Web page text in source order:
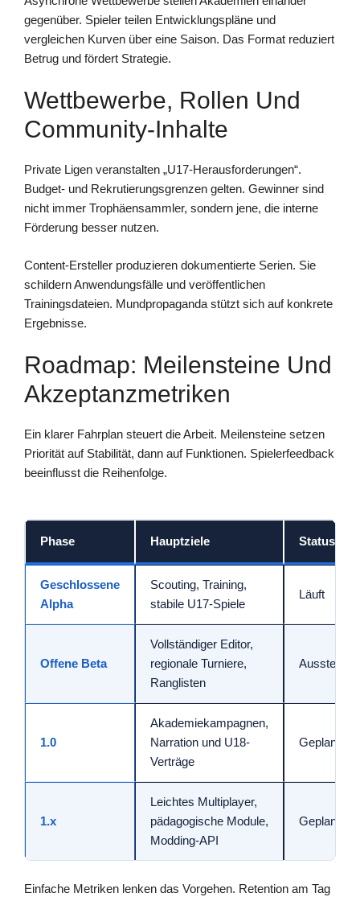
gegenüber. Spieler teilen Entwicklungspläne und
vergleichen Kurven über eine Saison. Das Format reduziert
Betrug und fördert Strategie.
Wettbewerbe, Rollen Und
Community-Inhalte
Private Ligen veranstalten „U17-Herausforderungen“.
Budget- und Rekrutierungsgrenzen gelten. Gewinner sind
nicht immer Trophäensammler, sondern jene, die interne
Förderung besser nutzen.
Content-Ersteller produzieren dokumentierte Serien. Sie
schildern Anwendungsfälle und veröffentlichen
Trainingsdateien. Mundpropaganda stützt sich auf konkrete
Ergebnisse.
Roadmap: Meilensteine Und
Akzeptanzmetriken
Ein klarer Fahrplan steuert die Arbeit. Meilensteine setzen
Priorität auf Stabilität, dann auf Funktionen. Spielerfeedback
beeinflusst die Reihenfolge.
Phase Hauptziele Status
Geschlossene
Alpha
Scouting, Training,
stabile U17-Spiele
Läuft
Offene Beta
Vollständiger Editor,
regionale Turniere,
Ranglisten
1.0
Akademiekampagnen,
Narration und U18-
Verträge
Geplant
1.x
Leichtes Multiplayer,
pädagogische Module,
Modding-API
Geplant
Einfache Metriken lenken das Vorgehen. Retention am Tag